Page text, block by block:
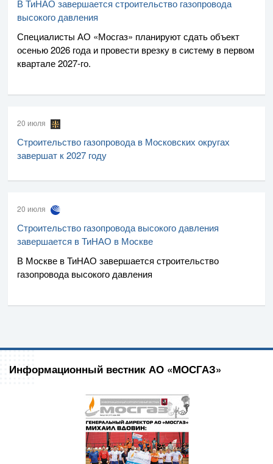
В ТиНАО завершается строительство газопровода
высокого давления
Специалисты АО «Мосгаз» планируют сдать объект
осенью 2026 года и провести врезку в систему в первом
квартале2027-го.
20 июля
Строительство газопровода в Московских округах
завершат к 2027 году
20 июля
Строительство газопровода высокого давления
завершается в ТиНАО в Москве
В Москве в ТиНАО завершается строительство
газопровода высокого давления
Информационный вестник АО «МОСГАЗ»